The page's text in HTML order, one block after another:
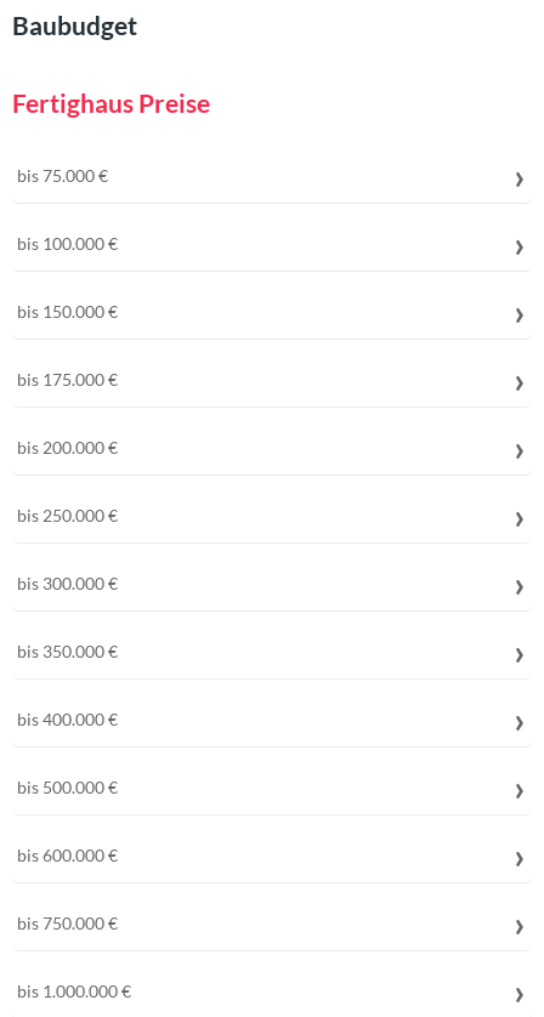
Baubudget
Fertighaus Preise
bis 75.000 €
bis 100.000 €
bis 150.000 €
bis 175.000 €
bis 200.000 €
bis 250.000 €
bis 300.000 €
bis 350.000 €
bis 400.000 €
bis 500.000 €
bis 600.000 €
bis 750.000 €
bis 1.000.000 €